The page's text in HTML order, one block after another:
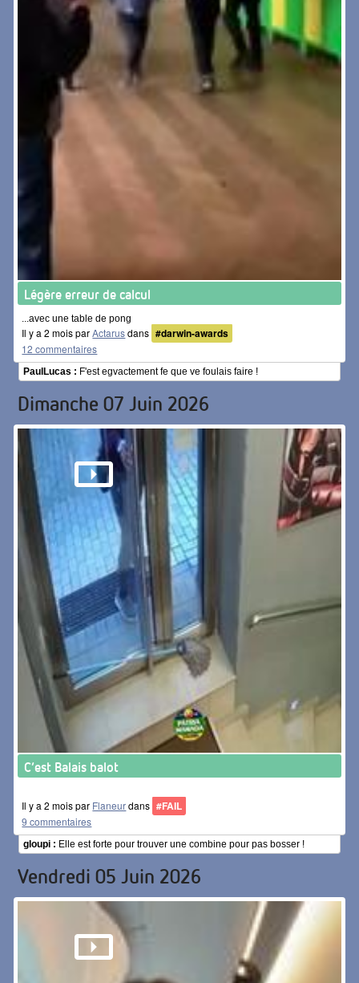
Légère erreur de calcul
...avec une table de pong
Il y a 2 mois parActarusdans #darwin-awards
12 commentaires
PaulLucas : F'est egvactement fe que ve foulais faire !
Dimanche 07 Juin 2026
C’est Balais balot
Il y a 2 mois par Flaneurdans #FAIL
9 commentaires
gloupi : Elle est forte pour trouver une combine pour pas bosser !
Vendredi 05 Juin 2026